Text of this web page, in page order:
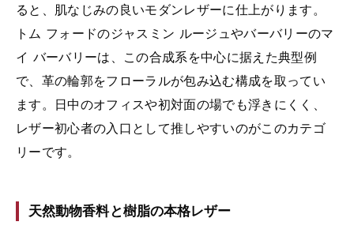
ると、肌なじみの良いモダンレザーに仕上がります。
トム フォードのジャスミン ルージュやバーバリーのマ
イ バーバリーは、この合成系を中心に据えた典型例
で、革の輪郭をフローラルが包み込む構成を取ってい
ます。日中のオフィスや初対面の場でも浮きにくく、
レザー初心者の入口として推しやすいのがこのカテゴ
リーです。
天然動物香料と樹脂の本格レザー